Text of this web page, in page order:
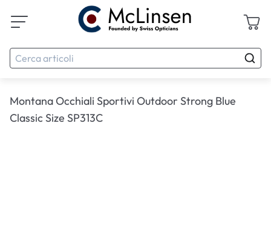
Montana Occhiali Sportivi Outdoor Strong Blue
Classic Size SP313C